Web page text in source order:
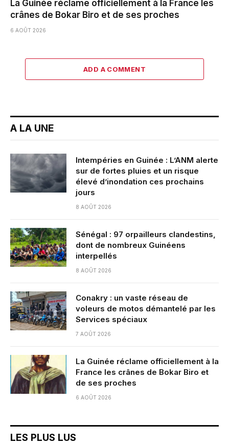
La Guinée réclame officiellement à la France les
crânes de Bokar Biro et de ses proches
6 AOÛT 2026
ADD A COMMENT
A LA UNE
Intempéries en Guinée : L’ANM alerte
sur de fortes pluies et un risque
élevé d’inondation ces prochains
jours
8 AOÛT 2026
Sénégal : 97 orpailleurs clandestins,
dont de nombreux Guinéens
interpellés
8 AOÛT 2026
Conakry : un vaste réseau de
voleurs de motos démantelé par les
Services spéciaux
7 AOÛT 2026
La Guinée réclame officiellement à la
France les crânes de Bokar Biro et
de ses proches
6 AOÛT 2026
LES PLUS LUS